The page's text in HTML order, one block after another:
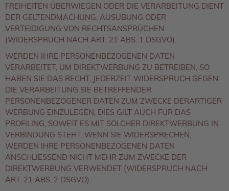
FREIHEITEN ÜBERWIEGEN ODER DIE VERARBEITUNG DIENT
DER GELTENDMACHUNG, AUSÜBUNG ODER
VERTEIDIGUNG VON RECHTSANSPRÜCHEN
(WIDERSPRUCH NACH ART. 21 ABS. 1 DSGVO).
WERDEN IHRE PERSONENBEZOGENEN DATEN
VERARBEITET, UM DIREKTWERBUNG ZU BETREIBEN, SO
HABEN SIE DAS RECHT, JEDERZEIT WIDERSPRUCH GEGEN
DIE VERARBEITUNG SIE BETREFFENDER
PERSONENBEZOGENER DATEN ZUM ZWECKE DERARTIGER
WERBUNG EINZULEGEN; DIES GILT AUCH FÜR DAS
PROFILING, SOWEIT ES MIT SOLCHER DIREKTWERBUNG IN
VERBINDUNG STEHT. WENN SIE WIDERSPRECHEN,
WERDEN IHRE PERSONENBEZOGENEN DATEN
ANSCHLIESSEND NICHT MEHR ZUM ZWECKE DER
DIREKTWERBUNG VERWENDET (WIDERSPRUCH NACH
ART. 21 ABS. 2 DSGVO).